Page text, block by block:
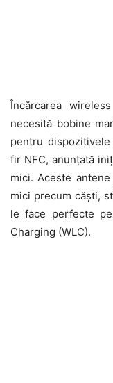
Încărcarea
necesită bobine
pentru
fir NFC, anunțată
mici. Aceste
mici precum căști,
le face perfecte
Charging (WLC).